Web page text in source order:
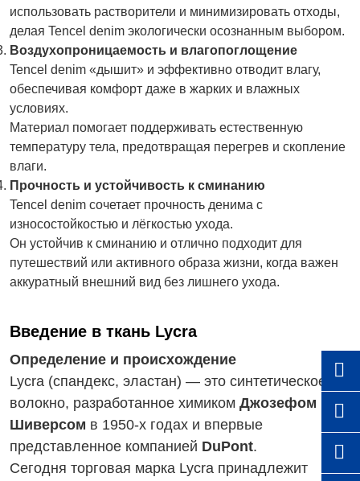



использовать растворители и минимизировать отходы,
делая Tencel denim экологически осознанным выбором.
Воздухопроницаемость и влагопоглощение
Tencel denim «дышит» и эффективно отводит влагу,
обеспечивая комфорт даже в жарких и влажных
условиях.
Материал помогает поддерживать естественную
температуру тела, предотвращая перегрев и скопление
влаги.
Прочность и устойчивость к сминанию
Tencel denim сочетает прочность денима с
износостойкостью и лёгкостью ухода.
Он устойчив к сминанию и отлично подходит для
путешествий или активного образа жизни, когда важен
аккуратный внешний вид без лишнего ухода.
Введение в ткань Lycra
Определение и происхождение
Lycra (спандекс, эластан) — это синтетическое
волокно, разработанное химиком Джозефом
Шиверсом в 1950-х годах и впервые
представленное компанией DuPont.
Сегодня торговая марка Lycra принадлежит